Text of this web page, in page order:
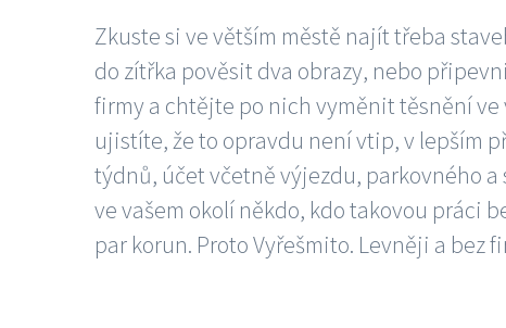
Zkuste si ve větším městě najít třeba
do zítřka pověsit dva obrazy, nebo
firmy a chtějte po nich vyměnit těsnění ve
ujistíte, že to opravdu není vtip, v lepším
týdnů, účet včetně výjezdu, parkovného
ve vašem okolí někdo, kdo takovou práci
par korun. Proto Vyřešmito. Levněji a bez